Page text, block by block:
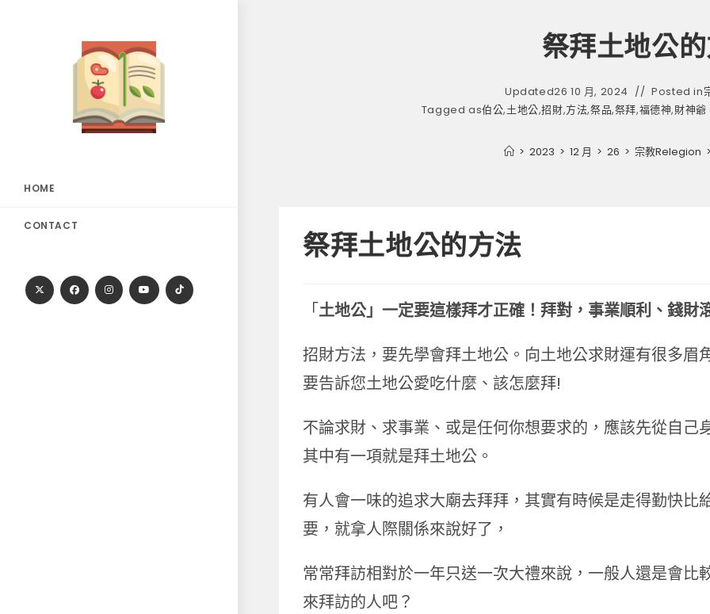
HOME
CONTACT
祭拜土地公
Updated26 10 月, 2024 Posted in
Tagged as伯公,土地公,招財,方法,祭品,祭拜,福德神,財神爺
> 2023 > 12 月 > 26 > 宗教Relegion
祭拜土地公的方法
「土地公」一定要這樣拜才正確！拜對，事業順利、錢財
招財方法，要先學會拜土地公。向土地公求財運有很多眉
要告訴您土地公愛吃什麼、該怎麼拜!
不論求財、求事業、或是任何你想要求的，應該先從自己
其中有一項就是拜土地公。
有人會一味的追求大廟去拜拜，其實有時候是走得勤快比
要，就拿人際關係來說好了，
常常拜訪相對於一年只送一次大禮來說，一般人還是會比
來拜訪的人吧？